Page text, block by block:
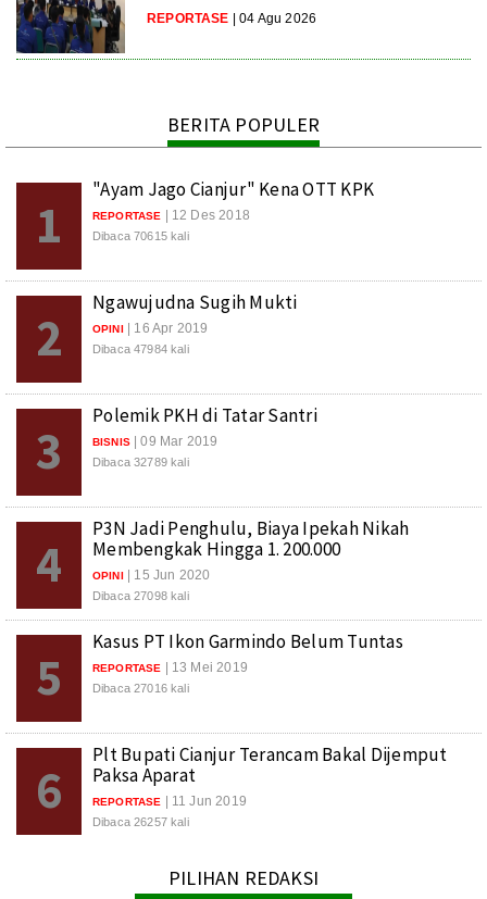
REPORTASE | 04 Agu 2026
BERITA POPULER
1
"Ayam Jago Cianjur" Kena OTT KPK
REPORTASE | 12 Des 2018
Dibaca 70615 kali
2
Ngawujudna Sugih Mukti
OPINI | 16 Apr 2019
Dibaca 47984 kali
3
Polemik PKH di Tatar Santri
BISNIS | 09 Mar 2019
Dibaca 32789 kali
4
P3N Jadi Penghulu, Biaya Ipekah Nikah
Membengkak Hingga 1. 200.000
OPINI | 15 Jun 2020
Dibaca 27098 kali
5
Kasus PT Ikon Garmindo Belum Tuntas
REPORTASE | 13 Mei 2019
Dibaca 27016 kali
6
Plt Bupati Cianjur Terancam Bakal Dijemput
Paksa Aparat
REPORTASE | 11 Jun 2019
Dibaca 26257 kali
PILIHAN REDAKSI